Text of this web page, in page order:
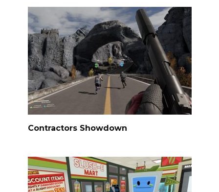
Contractors Showdown